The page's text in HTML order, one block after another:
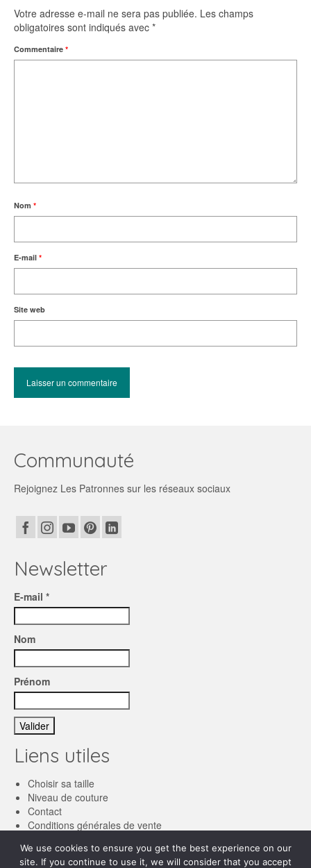
Votre adresse e-mail ne sera pas publiée. Les champs
obligatoires sont indiqués avec *
Commentaire *
Nom *
E-mail *
Site web
Communauté
Rejoignez Les Patronnes sur les réseaux sociaux
Newsletter
E-mail *
Nom
Prénom
Liens utiles
Choisir sa taille
Niveau de couture
Contact
Conditions générales de vente
We use cookies to ensure you get the best experience on our
site. If you continue to use it, we will consider that you accept